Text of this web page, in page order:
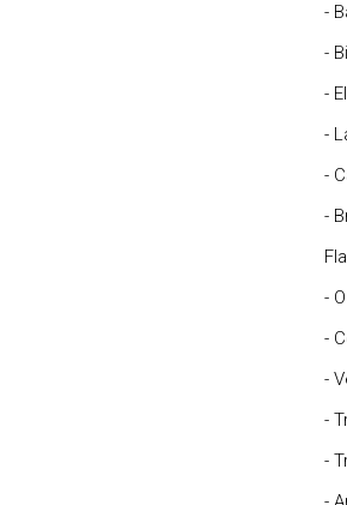
-
-
-
-
-
-
-
-
-
-
-